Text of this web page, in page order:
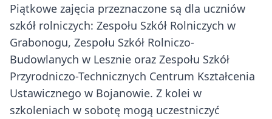
Piątkowe zajęcia przeznaczone są dla uczniów
szkół rolniczych: Zespołu Szkół Rolniczych w
Grabonogu, Zespołu Szkół Rolniczo-
Budowlanych w Lesznie oraz Zespołu Szkół
Przyrodniczo-Technicznych Centrum Kształcenia
Ustawicznego w Bojanowie. Z kolei w
szkoleniach w sobotę mogą uczestniczyć